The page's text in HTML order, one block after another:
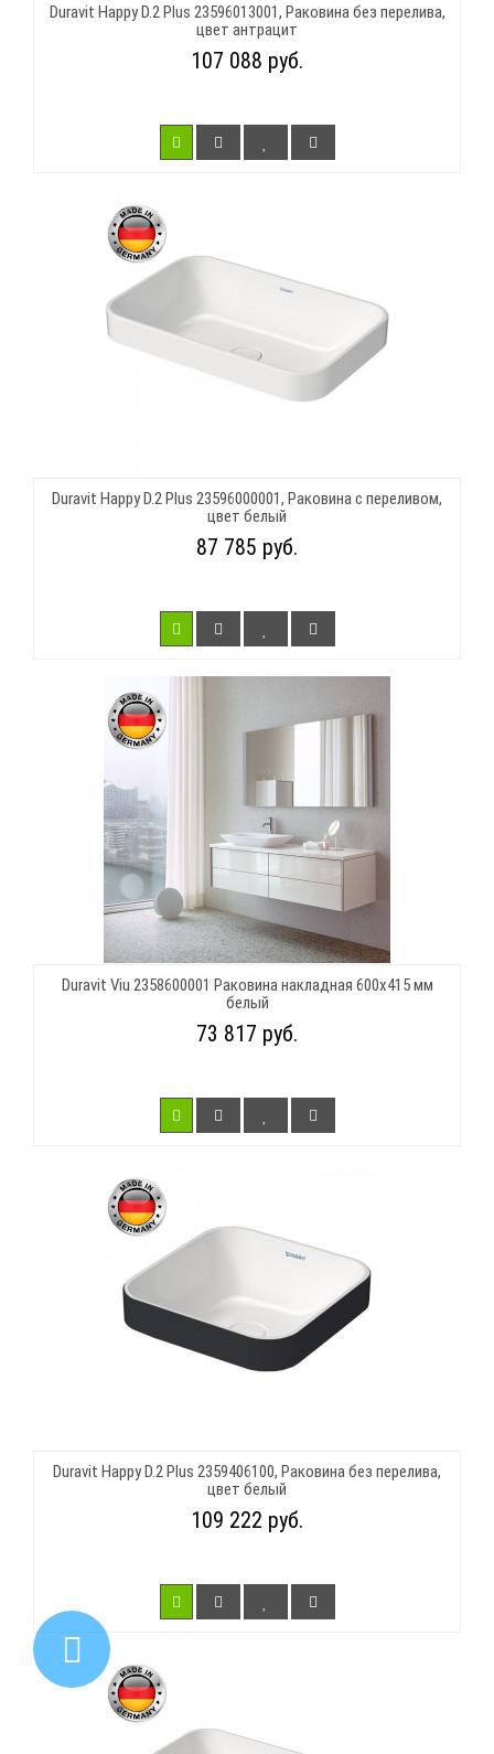
Duravit Happy D.2 Plus 23596013001, Раковина без перелива,
цвет антрацит
107 088 руб.
Duravit Happy D.2 Plus 23596000001, Раковина с переливом,
цвет белый
87 785 руб.
Duravit Viu 2358600001 Раковина накладная 600х415 мм
белый
73 817 руб.
Duravit Happy D.2 Plus 2359406100, Раковина без перелива,
цвет белый
109 222 руб.